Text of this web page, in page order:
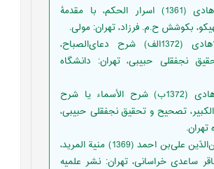
سبزواری، ملاهادی (1361) اسرار الحکم، با مقدمۀ
بکوشش ح.م. فرزاد، تهران: مولی.
سبزواری، ملاهادی‌ (1372الف) شرح دعای‌الصباح،
نجفقلی حبیبی، تهران: دانشگاه
سبزواری، ملاهادی‌ (1372ب) شرح‌ الأسماء یا شرح
تصحیح و تحقیق نجفقلی حبیبی،
شهید ثانی، زین‌الدّین علی‌بن احمد (1369) منیة المرید،
ساعدی خراسانی، تهران: نشر علمیه